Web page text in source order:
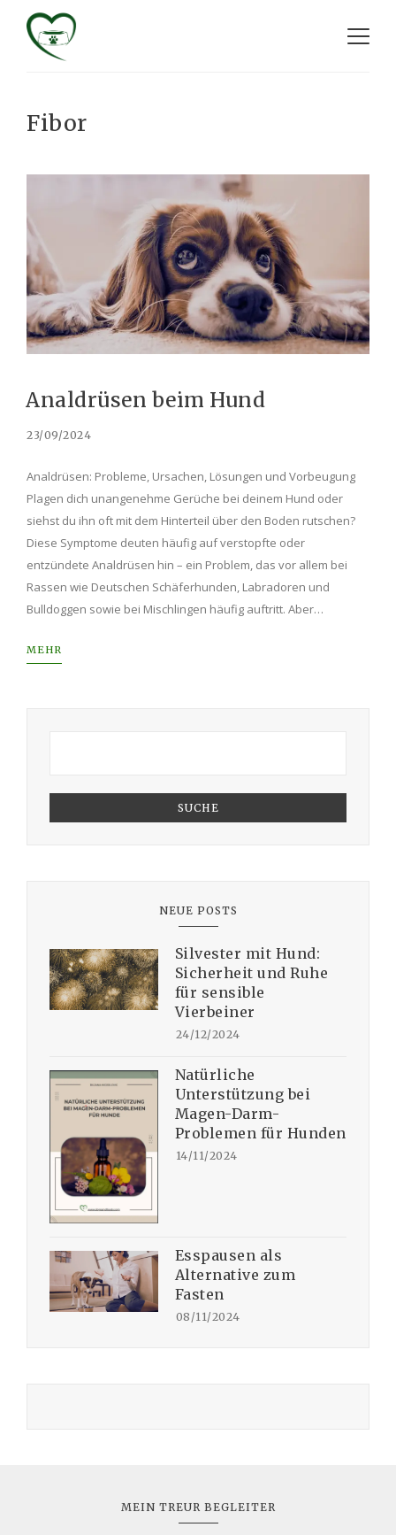
Fibor
Analdrüsen beim Hund
23/09/2024
Analdrüsen: Probleme, Ursachen, Lösungen und Vorbeugung
Plagen dich unangenehme Gerüche bei deinem Hund oder
siehst du ihn oft mit dem Hinterteil über den Boden rutschen?
Diese Symptome deuten häufig auf verstopfte oder
entzündete Analdrüsen hin – ein Problem, das vor allem bei
Rassen wie Deutschen Schäferhunden, Labradoren und
Bulldoggen sowie bei Mischlingen häufig auftritt. Aber…
MEHR
SUCHE
NEUE POSTS
Silvester mit Hund:
Sicherheit und Ruhe
für sensible
Vierbeiner
24/12/2024
Natürliche
Unterstützung bei
Magen-Darm-
Problemen für Hunden
14/11/2024
Esspausen als
Alternative zum
Fasten
08/11/2024
MEIN TREUR BEGLEITER